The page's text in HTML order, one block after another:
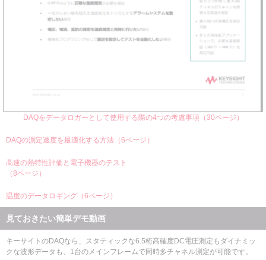
DAQをデータロガーとして使用する際の4つの考慮事項（30ページ）
DAQの測定速度を最適化する方法（6ページ）
高速の熱特性評価と電子機器のテスト
（8ページ）
温度のデータロギング（6ページ）
見ておきたい簡単デモ動画
キーサイトのDAQなら、スタティックな6.5桁高確度DC電圧測定もダイナミッ
クな波形データも、1台のメインフレームで同時多チャネル測定が可能です。